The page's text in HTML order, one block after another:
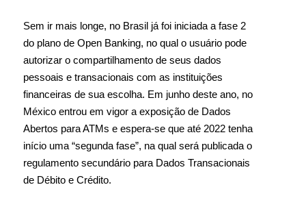
Sem ir mais longe, no Brasil já foi iniciada a fase 2
do plano de Open Banking, no qual o usuário pode
autorizar o compartilhamento de seus dados
pessoais e transacionais com as instituições
financeiras de sua escolha. Em junho deste ano, no
México entrou em vigor a exposição de Dados
Abertos para ATMs e espera-se que até 2022 tenha
início uma “segunda fase”, na qual será publicada o
regulamento secundário para Dados Transacionais
de Débito e Crédito.